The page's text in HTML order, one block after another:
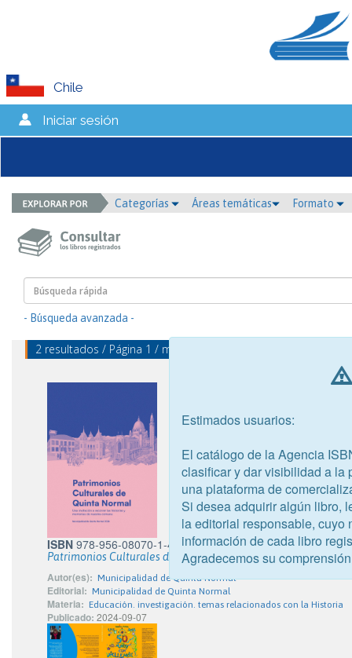
Chile
Iniciar sesión
Categorías Áreas temáticas Formato
- Búsqueda avanzada -
2 resultados / Página 1 / mostrando 1 - 2
ISBN 978-956-08070-1-4
Patrimonios Culturales de Quinta Normal
Autor(es): Municipalidad de Quinta Normal
Editorial: Municipalidad de Quinta Normal
Materia: Educación. investigación. temas relacionados con la Historia
Publicado: 2024-09-07
Estimados usuarios:
El catálogo de la Agencia
clasificar y dar visibilidad a la
una plataforma de
Si desea adquirir algún libro,
la editorial responsable, cuyo
información de cada libro
Agradecemos su